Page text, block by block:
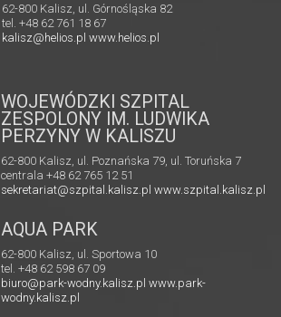
62-800 Kalisz, ul. Górnośląska 82
tel. +48 62 761 18 67
kalisz@helios.pl www.helios.pl
WOJEWÓDZKI SZPITAL
ZESPOLONY IM. LUDWIKA
PERZYNY W KALISZU
62-800 Kalisz, ul. Poznańska 79, ul. Toruńska 7
centrala +48 62 765 12 51
sekretariat@szpital.kalisz.pl www.szpital.kalisz.pl
AQUA PARK
62-800 Kalisz, ul. Sportowa 10
tel. +48 62 598 67 09
biuro@park-wodny.kalisz.pl www.park-
wodny.kalisz.pl